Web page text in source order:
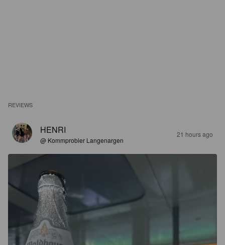
REVIEWS
HENRI
@ Kommprobier Langenargen
21 hours ago